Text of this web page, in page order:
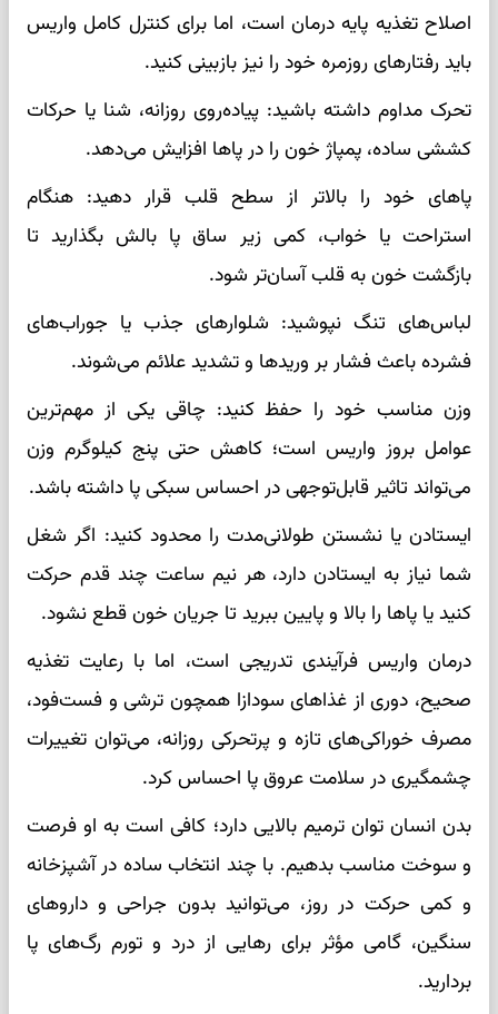
اصلاح تغذیه پایه درمان است، اما برای کنترل کامل واریس
باید رفتارهای روزمره خود را نیز بازبینی کنید.
تحرک مداوم داشته باشید: پیاده‌روی روزانه، شنا یا حرکات
کششی ساده، پمپاژ خون را در پاها افزایش می‌دهد.
پاهای خود را بالاتر از سطح قلب قرار دهید: هنگام
استراحت یا خواب، کمی زیر ساق پا بالش بگذارید تا
بازگشت خون به قلب آسان‌تر شود.
لباس‌های تنگ نپوشید: شلوارهای جذب یا جوراب‌های
فشرده باعث فشار بر وریدها و تشدید علائم می‌شوند.
وزن مناسب خود را حفظ کنید: چاقی یکی از مهم‌ترین
عوامل بروز واریس است؛ کاهش حتی پنج کیلوگرم وزن
می‌تواند تاثیر قابل‌توجهی در احساس سبکی پا داشته باشد.
ایستادن یا نشستن طولانی‌مدت را محدود کنید: اگر شغل
شما نیاز به ایستادن دارد، هر نیم ساعت چند قدم حرکت
کنید یا پاها را بالا و پایین ببرید تا جریان خون قطع نشود.
درمان واریس فرآیندی تدریجی است، اما با رعایت تغذیه
صحیح، دوری از غذاهای سودازا همچون ترشی و فست‌فود،
مصرف خوراکی‌های تازه و پرتحرکی روزانه، می‌توان تغییرات
چشمگیری در سلامت عروق پا احساس کرد.
بدن انسان توان ترمیم بالایی دارد؛ کافی است به او فرصت
و سوخت مناسب بدهیم. با چند انتخاب ساده در آشپزخانه
و کمی حرکت در روز، می‌توانید بدون جراحی و داروهای
سنگین، گامی مؤثر برای رهایی از درد و تورم رگ‌های پا
بردارید.